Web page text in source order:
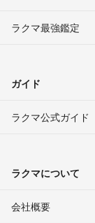
ラクマ最強鑑定
ガイド
ラクマ公式ガイド
ラクマについて
会社概要